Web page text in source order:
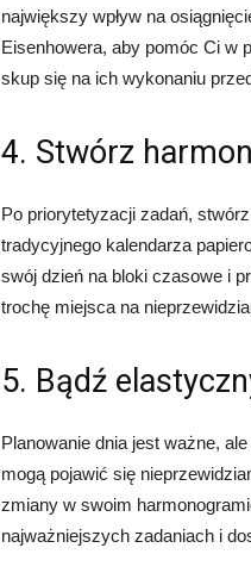
największy wpływ na
Eisenhowera, aby pomóc Ci w
skup się na ich wykonaniu
4. Stwórz
Po priorytetyzacji zadań,
tradycyjnego kalendarza
swój dzień na bloki czasowe i
trochę miejsca na
5. Bądź
Planowanie dnia jest ważne,
mogą pojawić się
zmiany w swoim
najważniejszych zadaniach i